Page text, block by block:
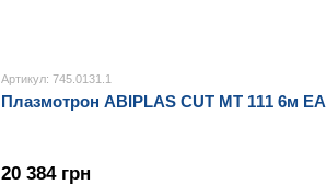
Артикул: 745.0131.1
Плазмотрон ABIPLAS CUT MT 111 6м EA
20 384 грн